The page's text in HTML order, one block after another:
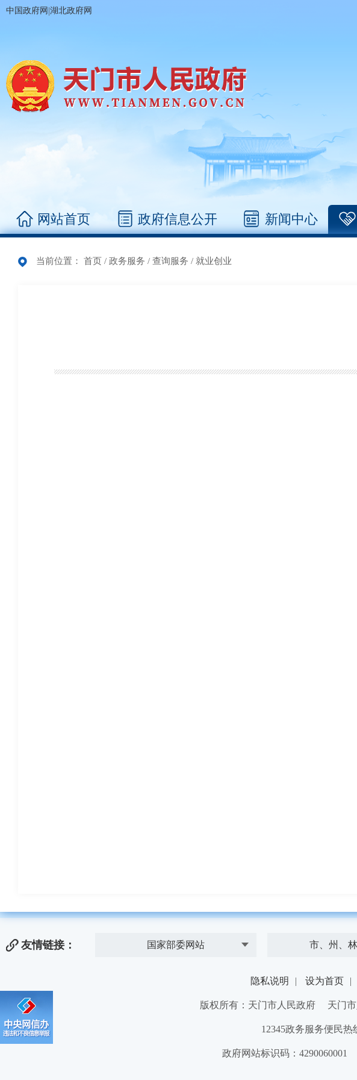
中国政府网 |湖北政府网
网站首页 政府信息公开 新闻中心
当前位置： 首页 / 政务服务 / 查询服务 / 就业创业
友情链接： 国家部委网站 市、州、
隐私说明 | 设为首页 |
版权所有：天门市人民政府 天门
12345政务服务便民热
政府网站标识码：